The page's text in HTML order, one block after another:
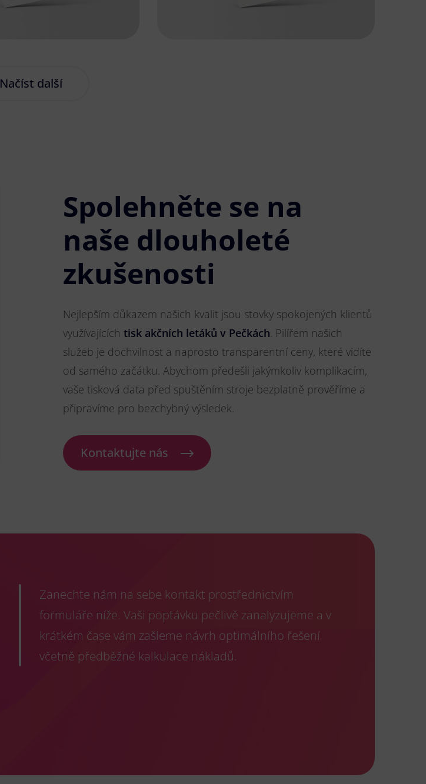
Načíst další
Spolehněte se na
naše dlouholeté
zkušenosti
Nejlepším důkazem našich kvalit jsou stovky spokojených klientů
využívajících tisk akčních letáků v Pečkách. Pilířem našich
služeb je dochvilnost a naprosto transparentní ceny, které vidíte
od samého začátku. Abychom předešli jakýmkoliv komplikacím,
vaše tisková data před spuštěním stroje bezplatně prověříme a
připravíme pro bezchybný výsledek.
Kontaktujte nás
Zanechte nám na sebe kontakt prostřednictvím
formuláře níže. Vaši poptávku pečlivě zanalyzujeme a v
krátkém čase vám zašleme návrh optimálního řešení
včetně předběžné kalkulace nákladů.